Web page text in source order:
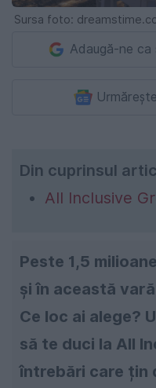
Sursa foto:
Adaugă-ne
Din cuprinsul
All Inclusive
Peste 1,5
și în această
Ce loc ai alege?
să te duci la All
întrebări care țin